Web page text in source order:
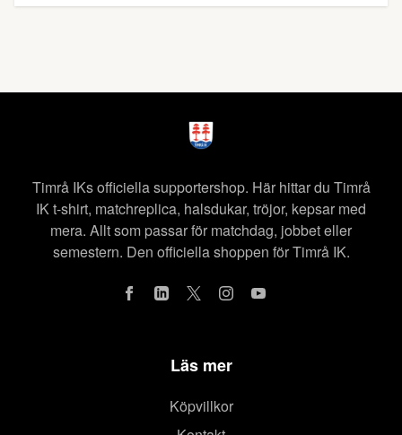
Timrå IKs officiella supportershop. Här hittar du Timrå
IK t-shirt, matchreplica, halsdukar, tröjor, kepsar med
mera. Allt som passar för matchdag, jobbet eller
semestern. Den officiella shoppen för Timrå IK.
Läs mer
Köpvillkor